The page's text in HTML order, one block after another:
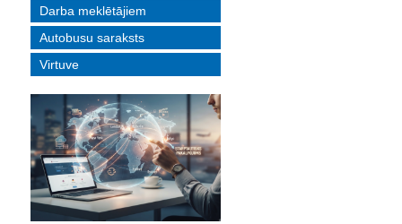
Darba meklētājiem
Autobusu saraksts
Virtuve